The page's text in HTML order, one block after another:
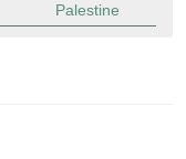
Palestine